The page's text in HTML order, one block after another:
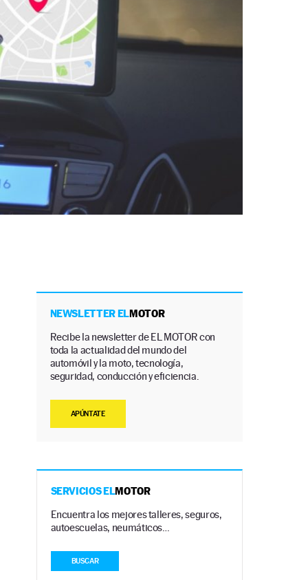
NEWSLETTER ELMOTOR
Recibe la newsletter de EL MOTOR con
toda la actualidad del mundo del
automóvil y la moto, tecnología,
seguridad, conducción y eficiencia.
APÚNTATE
SERVICIOS ELMOTOR
Encuentra los mejores talleres, seguros,
autoescuelas, neumáticos…
BUSCAR